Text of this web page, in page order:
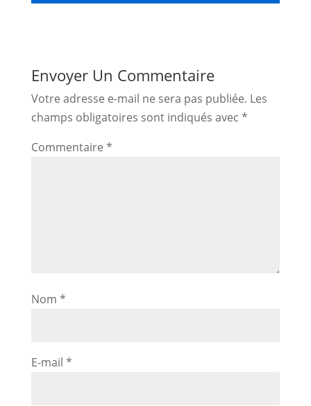
Envoyer Un Commentaire
Votre adresse e-mail ne sera pas publiée. Les
champs obligatoires sont indiqués avec *
Commentaire *
Nom *
E-mail *